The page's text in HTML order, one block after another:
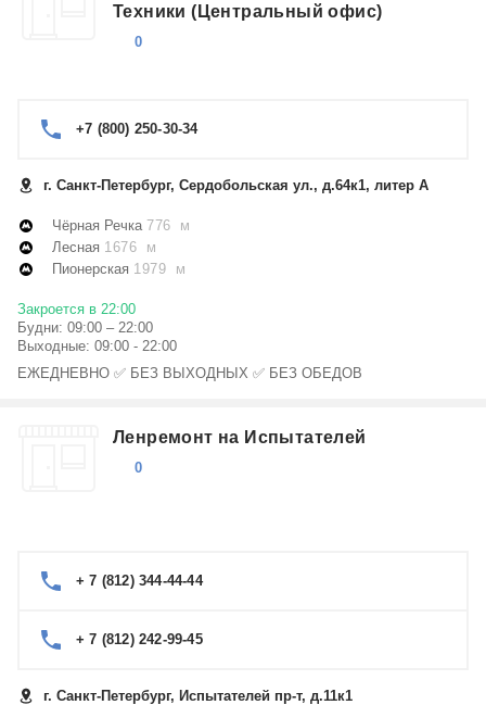
Техники (Центральный офис)
0
+7 (800) 250-30-34
г. Санкт-Петербург, Сердобольская ул., д.64к1, литер А
Чёрная Речка 776 м
Лесная 1676 м
Пионерская 1979 м
Закроется в 22:00
Будни: 09:00 – 22:00
Выходные: 09:00 - 22:00
ЕЖЕДНЕВНО ✅ БЕЗ ВЫХОДНЫХ ✅ БЕЗ ОБЕДОВ
Ленремонт на Испытателей
0
+ 7 (812) 344-44-44
+ 7 (812) 242-99-45
г. Санкт-Петербург, Испытателей пр-т, д.11к1